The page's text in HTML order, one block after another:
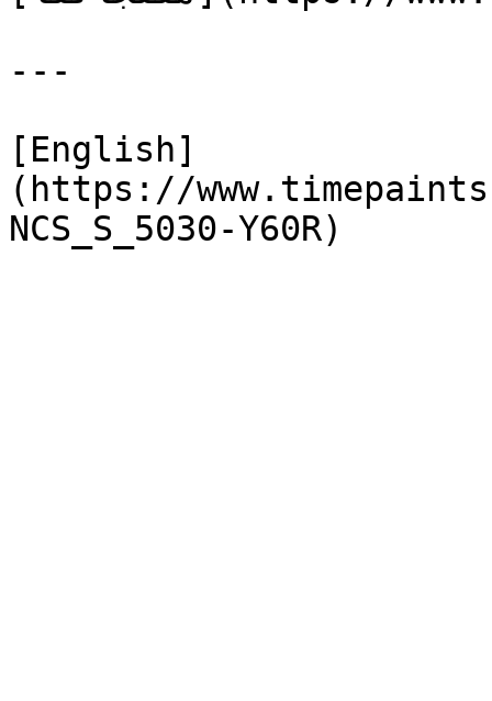
---
[English]
(https://
NCS_S_5030-Y60R)